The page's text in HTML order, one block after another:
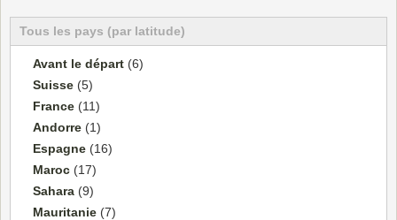
Tous les pays (par latitude)
Avant le départ (6)
Suisse (5)
France (11)
Andorre (1)
Espagne (16)
Maroc (17)
Sahara (9)
Mauritanie (7)